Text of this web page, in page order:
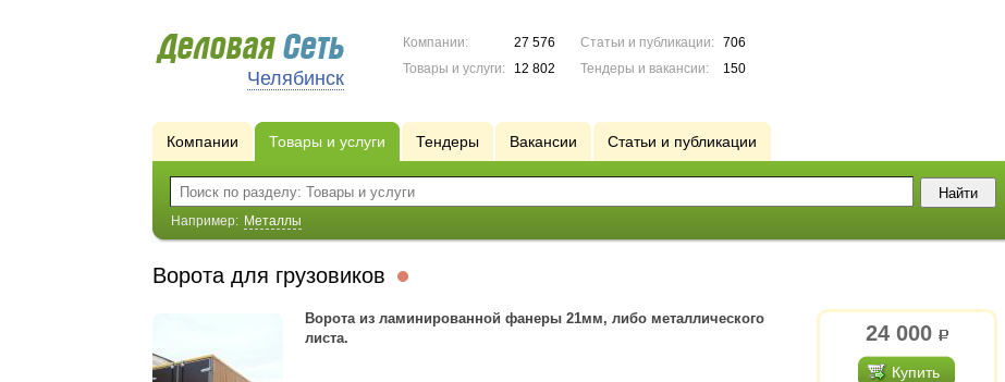
Челябинск
Компании:
27 576
Товары и услуги:
12 802
Статьи и публикации:
706
Тендеры и вакансии:
150
Компании Товары и услуги Тендеры Вакансии Статьи и публикации
Например: Металлы
Ворота для грузовиков
24 000 р.
Купить
Ворота из ламинированной фанеры 21мм, либо металлического
листа.